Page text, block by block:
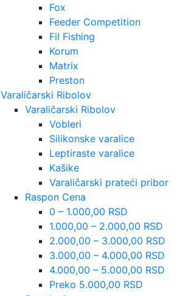
Fox
Feeder Competition
Fil Fishing
Korum
Matrix
Preston
Varaličarski Ribolov
Varaličarski Ribolov
Vobleri
Silikonske varalice
Leptiraste varalice
Kašike
Varaličarski prateći pribor
Raspon Cena
0 – 1.000,00 RSD
1.000,00 – 2.000,00 RSD
2.000,00 – 3.000,00 RSD
3.000,00 – 4.000,00 RSD
4.000,00 – 5.000,00 RSD
Preko 5.000,00 RSD